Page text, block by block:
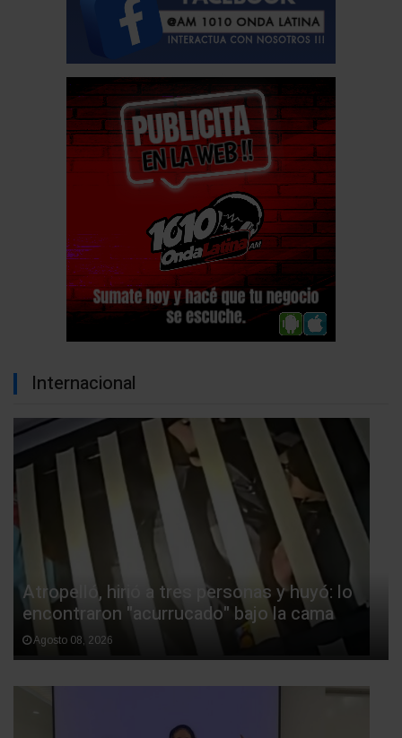
Internacional
Atropelló, hirió a tres personas y huyó: lo
encontraron "acurrucado" bajo la cama
Agosto 08, 2026